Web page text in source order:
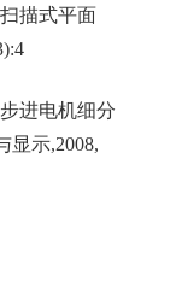
描式平面
进电机细分
显示,2008,